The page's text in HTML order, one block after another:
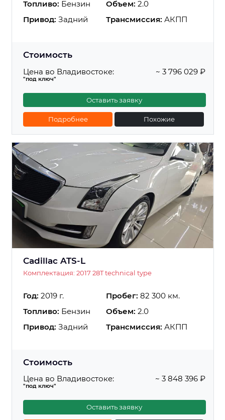
Топливо: Бензин Объем: 2.0
Привод: Задний Трансмиссия: АКПП
Стоимость
Цена во Владивостоке:
"под ключ"
~ 3 796 029 ₽
Оставить заявку
Подробнее Похожие
Cadillac ATS-L
Комплектация: 2017 28T technical type
Год: 2019 г. Пробег: 82 300 км.
Топливо: Бензин Объем: 2.0
Привод: Задний Трансмиссия: АКПП
Стоимость
Цена во Владивостоке:
"под ключ"
~ 3 848 396 ₽
Оставить заявку